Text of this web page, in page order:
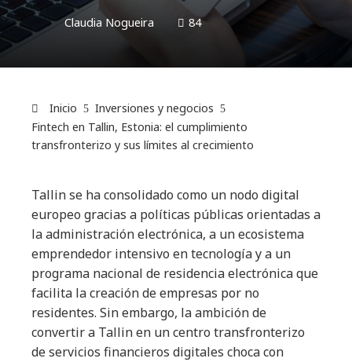
Claudia Nogueira 84
Inicio
Inversiones y negocios
Fintech en Tallin, Estonia: el cumplimiento
transfronterizo y sus límites al crecimiento
Tallin se ha consolidado como un nodo digital
europeo gracias a políticas públicas orientadas a
la administración electrónica, a un ecosistema
emprendedor intensivo en tecnología y a un
programa nacional de residencia electrónica que
facilita la creación de empresas por no
residentes. Sin embargo, la ambición de
convertir a Tallin en un centro transfronterizo
de servicios financieros digitales choca con